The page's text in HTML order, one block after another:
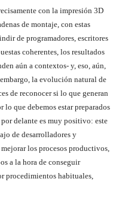
con la impresión 3D
de montaje, con estas
de programadores, escritores
coherentes, los resultados
aún a contextos- y, eso, aún,
la evolución natural de
de reconocer si lo que generan
que debemos estar preparados
delante es muy positivo: este
de desarrolladores y
los procesos productivos,
a la hora de conseguir
procedimientos habituales,